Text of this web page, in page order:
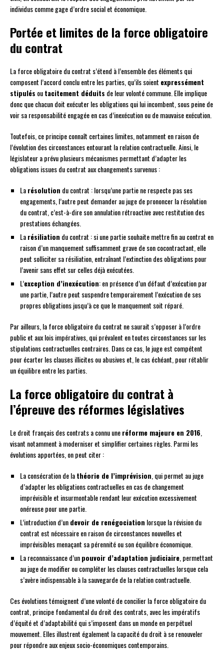
individus comme gage d’ordre social et économique.
Portée et limites de la force obligatoire
du contrat
La force obligatoire du contrat s’étend à l’ensemble des éléments qui
composent l’accord conclu entre les parties, qu’ils soient expressément
stipulés outacitement déduits de leur volonté commune. Elle implique
donc que chacun doit exécuter les obligations qui lui incombent, sous peine de
voir sa responsabilité engagée en cas d’inexécution ou de mauvaise exécution.
Toutefois, ce principe connaît certaines limites, notamment en raison de
l’évolution des circonstances entourant la relation contractuelle. Ainsi, le
législateur a prévu plusieurs mécanismes permettant d’adapter les
obligations issues du contrat aux changements survenus :
Larésolution du contrat : lorsqu’une partie ne respecte pas ses
engagements, l’autre peut demander au juge de prononcer la résolution
du contrat, c’est-à-dire son annulation rétroactive avec restitution des
prestations échangées.
Larésiliation du contrat : si une partie souhaite mettre fin au contrat en
raison d’un manquement suffisamment grave de son cocontractant, elle
peut solliciter sa résiliation, entraînant l’extinction des obligations pour
l’avenir sans effet sur celles déjà exécutées.
L’exception d’inexécution: en présence d’un défaut d’exécution par
une partie, l’autre peut suspendre temporairement l’exécution de ses
propres obligations jusqu’à ce que le manquement soit réparé.
Par ailleurs, la force obligatoire du contrat ne saurait s’opposer à l’ordre
public et aux lois impératives, qui prévalent en toutes circonstances sur les
stipulations contractuelles contraires. Dans ce cas, le juge est compétent
pour écarter les clauses illicites ou abusives et, le cas échéant, pour rétablir
un équilibre entre les parties.
La force obligatoire du contrat à
l’épreuve des réformes législatives
Le droit français des contrats a connu uneréforme majeure en 2016,
visant notamment à moderniser et simplifier certaines règles. Parmi les
évolutions apportées, on peut citer :
La consécration de lathéorie de l’imprévision, qui permet au juge
d’adapter les obligations contractuelles en cas de changement
imprévisible et insurmontable rendant leur exécution excessivement
onéreuse pour une partie.
L’introduction d’undevoir de renégociation lorsque la révision du
contrat est nécessaire en raison de circonstances nouvelles et
imprévisibles menaçant sa pérennité ou son équilibre économique.
La reconnaissance d’unpouvoir d’adaptation judiciaire, permettant
au juge de modifier ou compléter les clauses contractuelles lorsque cela
s’avère indispensable à la sauvegarde de la relation contractuelle.
Ces évolutions témoignent d’une volonté de concilier la force obligatoire du
contrat, principe fondamental du droit des contrats, avec les impératifs
d’équité et d’adaptabilité qui s’imposent dans un monde en perpétuel
mouvement. Elles illustrent également la capacité du droit à se renouveler
pour répondre aux enjeux socio-économiques contemporains.